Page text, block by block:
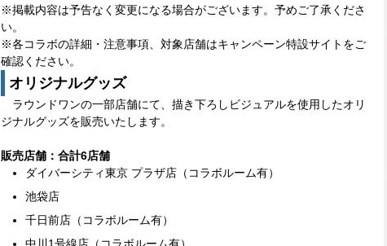
※掲載内容は予告なく変更になる場合がございます。予めご了承くださ
い。
※各コラボの詳細・注意事項、対象店舗はキャンペーン特設サイトをご
確認ください。
オリジナルグッズ
ラウンドワンの一部店舗にて、描き下ろしビジュアルを使用したオリ
ジナルグッズを販売いたします。
販売店舗：合計6店舗
ダイバーシティ東京 プラザ店（コラボルーム有）
池袋店
千日前店（コラボルーム有）
中川1号線店（コラボルーム有）